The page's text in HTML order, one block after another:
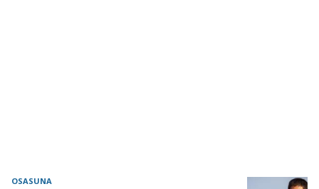
OSASUNA